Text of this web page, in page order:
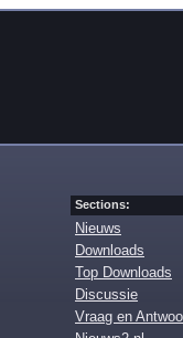
Sections:
Nieuws
Downloads
Top Downloads
Discussie
Vraag en